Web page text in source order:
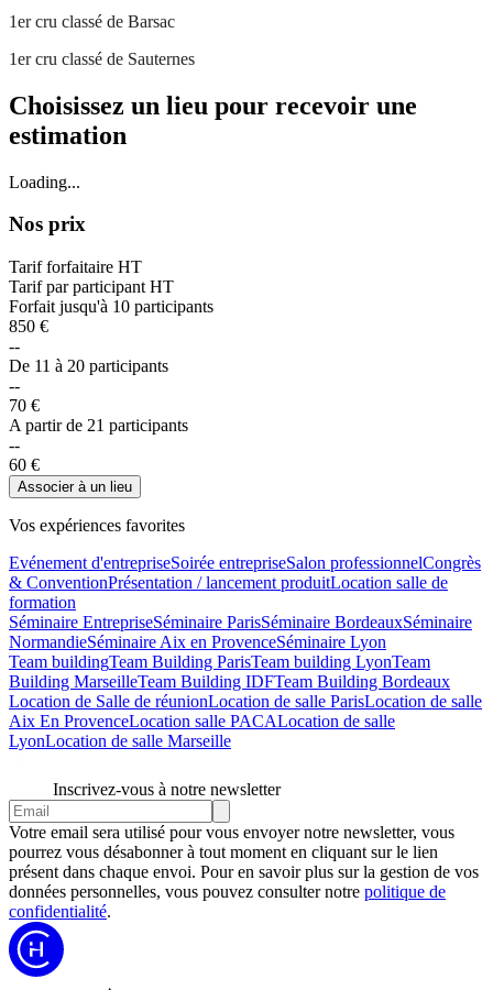
1er cru classé de Barsac ​
1er cru classé de Sauternes ​
Choisissez un lieu pour recevoir une
estimation
Loading...
Nos prix
Tarif forfaitaire HT
Tarif par participant HT
Forfait jusqu'à 10 participants
850 €
--
De 11 à 20 participants
--
70 €
A partir de 21 participants
--
60 €
Associer à un lieu
Vos expériences favorites
Evénement d'entrepriseSoirée entrepriseSalon professionnelCongrès
& ConventionPrésentation / lancement produitLocation salle de
formation
Séminaire EntrepriseSéminaire ParisSéminaire BordeauxSéminaire
NormandieSéminaire Aix en ProvenceSéminaire Lyon
Team buildingTeam Building ParisTeam building LyonTeam
Building MarseilleTeam Building IDFTeam Building Bordeaux
Location de Salle de réunionLocation de salle ParisLocation de salle
Aix En ProvenceLocation salle PACALocation de salle
LyonLocation de salle Marseille
Inscrivez-vous à notre newsletter
Votre email sera utilisé pour vous envoyer notre newsletter, vous
pourrez vous désabonner à tout moment en cliquant sur le lien
présent dans chaque envoi. Pour en savoir plus sur la gestion de vos
données personnelles, vous pouvez consulter notre politique de
confidentialité.